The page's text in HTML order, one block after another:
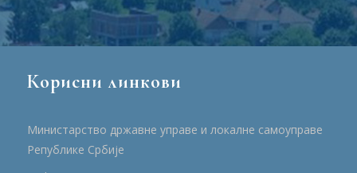
Корисни линкови
Министарство државне управе и локалне самоуправе
Републике Србије